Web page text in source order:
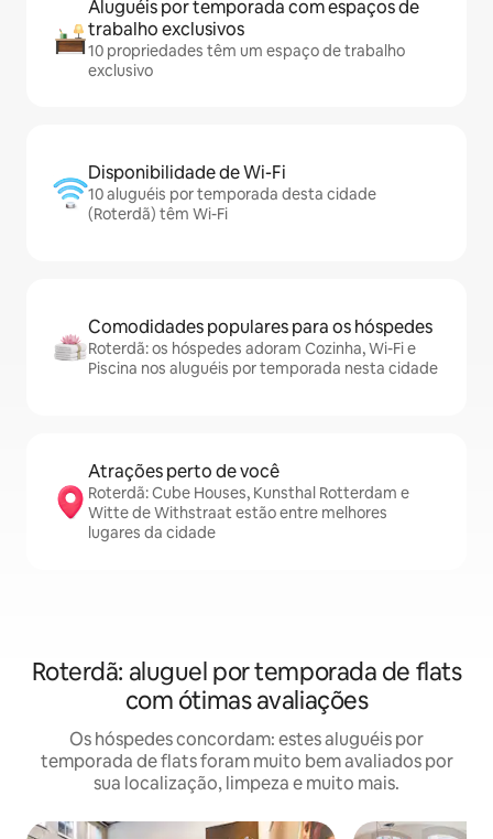
Aluguéis por temporada com espaços de
trabalho exclusivos
10 propriedades têm um espaço de trabalho
exclusivo
Disponibilidade de Wi-Fi
10 aluguéis por temporada desta cidade
(Roterdã) têm Wi-Fi
Comodidades populares para os hóspedes
Roterdã: os hóspedes adoram Cozinha, Wi-Fi e
Piscina nos aluguéis por temporada nesta cidade
Atrações perto de você
Roterdã: Cube Houses, Kunsthal Rotterdam e
Witte de Withstraat estão entre melhores
lugares da cidade
Roterdã: aluguel por temporada de flats
com ótimas avaliações
Os hóspedes concordam: estes aluguéis por
temporada de flats foram muito bem avaliados por
sua localização, limpeza e muito mais.